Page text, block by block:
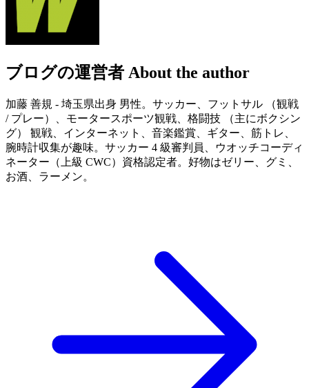
ブログの運営者 About the author
加藤 善規 - 埼玉県出身 男性。サッカー、フットサル （観戦
/ プレー）、モータースポーツ観戦、格闘技 （主にボクシン
グ） 観戦、インターネット、音楽鑑賞、ギター、筋トレ、
腕時計収集が趣味。サッカー 4 級審判員、ウオッチコーディ
ネーター（上級 CWC）資格認定者。好物はゼリー、グミ、
お酒、ラーメン。